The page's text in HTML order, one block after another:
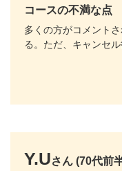
コースの不満な点
多くの方がコメント
る。ただ、キャンセ
Y.Uさん (70代前